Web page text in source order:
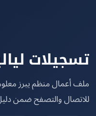
ليالينا
منظم يبرز معلومات
والتصفح ضمن دليل